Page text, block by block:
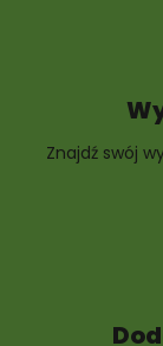
10
Znajdź swój